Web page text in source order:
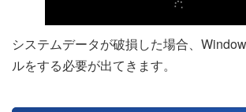
システムデータが破損した場合、
ルをする必要が出てきます。